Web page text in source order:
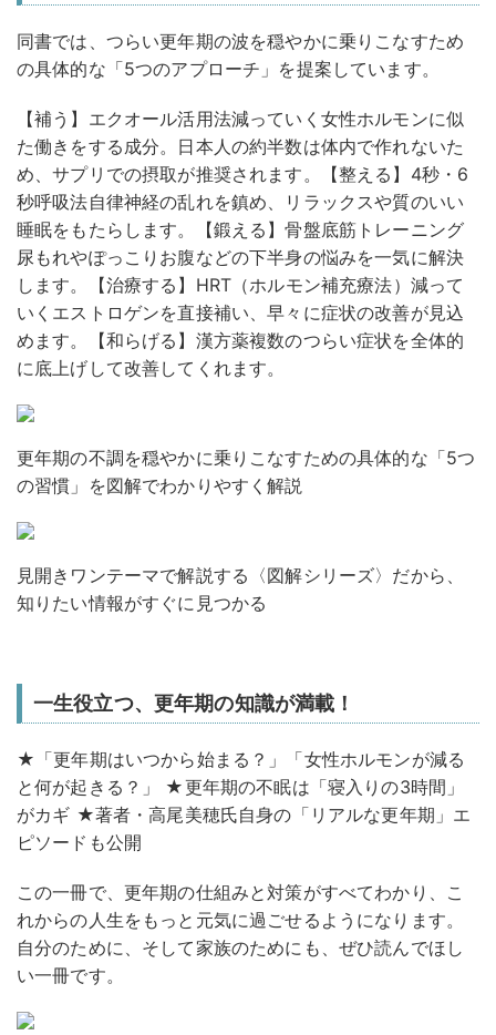
同書では、つらい更年期の波を穏やかに乗りこなすため
の具体的な「5つのアプローチ」を提案しています。
【補う】 エクオール活用法減っていく女性ホルモンに似
た働きをする成分。日本人の約半数は体内で作れないた
め、サプリでの摂取が推奨されます。
【整える】 4秒・6
秒呼吸法自律神経の乱れを鎮め、リラックスや質のいい
睡眠をもたらします。
【鍛える】骨盤底筋トレーニング
尿もれやぽっこりお腹などの下半身の悩みを一気に解決
します。
【治療する】 HRT（ホルモン補充療法）減って
いくエストロゲンを直接補い、早々に症状の改善が見込
めます。
【和らげる】 漢方薬複数のつらい症状を全体的
に底上げして改善してくれます。
更年期の不調を穏やかに乗りこなすための具体的な「5つ
の習慣」を図解でわかりやすく解説
見開きワンテーマで解説する〈図解シリーズ〉だから、
知りたい情報がすぐに見つかる
一生役立つ、更年期の知識が満載！
★「更年期はいつから始まる？」「女性ホルモンが減る
と何が起きる？」 ★更年期の不眠は「寝入りの3時間」
がカギ ★著者・高尾美穂氏自身の「リアルな更年期」エ
ピソードも公開
この一冊で、更年期の仕組みと対策がすべてわかり、こ
れからの人生をもっと元気に過ごせるようになります。
自分のために、そして家族のためにも、ぜひ読んでほし
い一冊です。